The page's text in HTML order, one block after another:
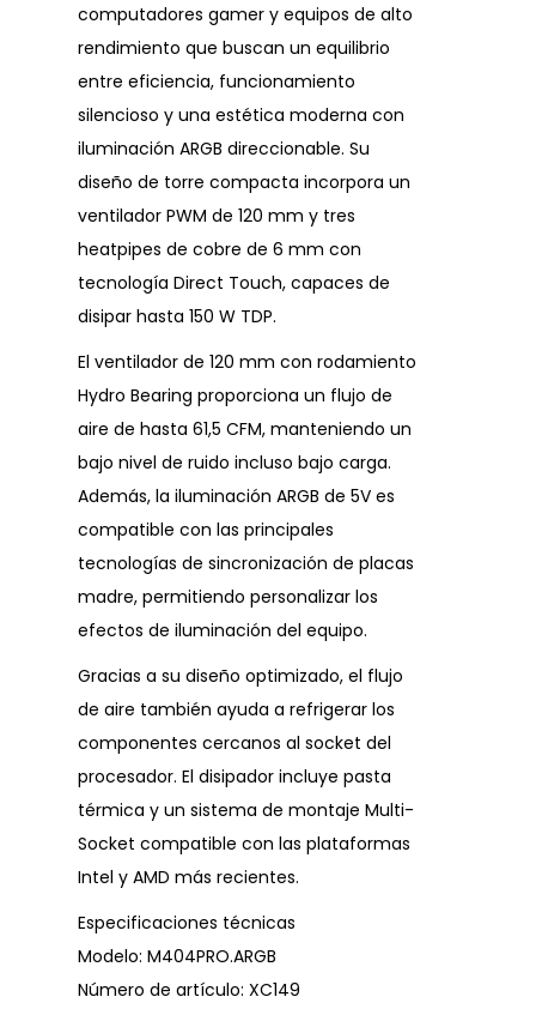
computadores gamer y equipos de alto
rendimiento que buscan un equilibrio
entre eficiencia, funcionamiento
silencioso y una estética moderna con
iluminación ARGB direccionable. Su
diseño de torre compacta incorpora un
ventilador PWM de 120 mm y tres
heatpipes de cobre de 6 mm con
tecnología Direct Touch, capaces de
disipar hasta 150 W TDP.
El ventilador de 120 mm con rodamiento
Hydro Bearing proporciona un flujo de
aire de hasta 61,5 CFM, manteniendo un
bajo nivel de ruido incluso bajo carga.
Además, la iluminación ARGB de 5V es
compatible con las principales
tecnologías de sincronización de placas
madre, permitiendo personalizar los
efectos de iluminación del equipo.
Gracias a su diseño optimizado, el flujo
de aire también ayuda a refrigerar los
componentes cercanos al socket del
procesador. El disipador incluye pasta
térmica y un sistema de montaje Multi-
Socket compatible con las plataformas
Intel y AMD más recientes.
Especificaciones técnicas
Modelo: M404PRO.ARGB
Número de artículo: XC149